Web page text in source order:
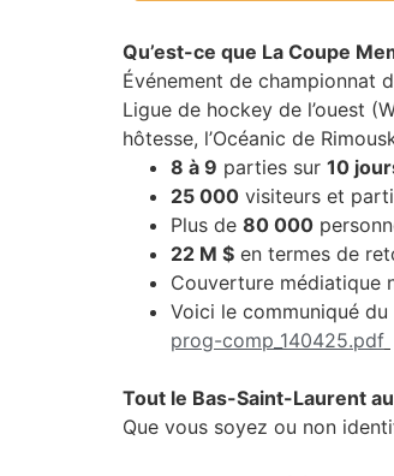
Qu’est-ce que La Coupe
Événement de championnat
Ligue de hockey de l’ouest
hôtesse, l’Océanic de
8 à 9 parties sur 10
25 000 visiteurs et
Plus de 80 000
22 M $ en termes de
Couverture médiatique
Voici le communiqué
prog-comp_140425.pdf
Tout le Bas-Saint-Laurent
Que vous soyez ou non